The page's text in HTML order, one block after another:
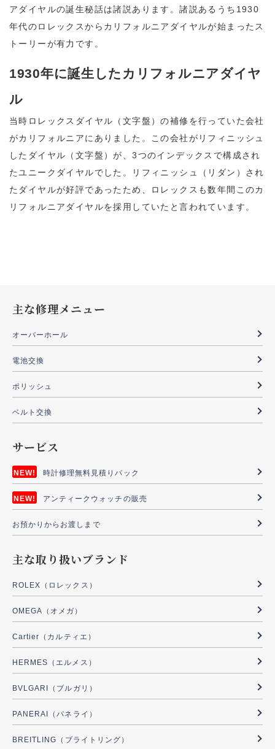
アダイヤルの誕生秘話は諸説あります。諸説あるうち1930
年代のロレックスからカリフォルニアダイヤルが始まったス
トーリーが有力です。
1930年に誕生したカリフォルニアダイヤ
ル
当時ロレックスダイヤル（文字盤）の補修を行っていた会社
がカリフォルニアにありました。この会社がリフィニッシュ
したダイヤル（文字盤）が、3つのインデックスで構成され
たユニークダイヤルでした。リフィニッシュ（リダン）され
たダイヤルが好評であったため、ロレックスも数年間このカ
リフォルニアダイヤルを採用していたと言われています。
主な修理メニュー
オーバーホール
電池交換
ポリッシュ
ベルト交換
サービス
時計修理無料見積りパック
アンティークウォッチの販売
お預かりからお渡しまで
主な取り扱いブランド
ROLEX（ロレックス）
OMEGA（オメガ）
Cartier（カルティエ）
HERMES（エルメス）
BVLGARI（ブルガリ）
PANERAI（パネライ）
BREITLING（ブライトリング）